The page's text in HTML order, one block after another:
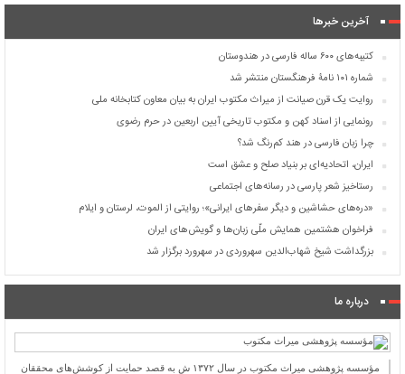
آخرین خبرها
کتیبه‌های ۶۰۰ ساله فارسی در هندوستان
شماره ۱۰۱ نامۀ فرهنگستان منتشر شد
روایت یک قرن صیانت از میراث مکتوب ایران به بیان معاون کتابخانه ملی
رونمایی از اسناد کهن و مکتوب تاریخی آیین اربعین در حرم رضوی
چرا زبان فارسی در هند کم‌رنگ شد؟
ایران، اتحادیه‌ای بر بنیاد صلح و عشق است
رستاخیز شعر پارسی در رسانه‌های اجتماعی
«دره‌های حشاشین و دیگر سفرهای ایرانی»؛ روایتی از الموت، لرستان و ایلام
فراخوان هشتمین همایش ملّی زبان‌ها و گویش‌های ایران
بزرگداشت شیخ شهاب‌الدین سهروردی در سهرورد برگزار شد
درباره ما
مؤسسه پژوهشی میراث مكتوب در سال ۱۳۷۲ ش به قصد حمایت از كوشش‌های محققان